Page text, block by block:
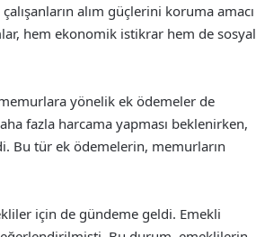
alım güçlerini koruma amacı
hem ekonomik istikrar hem de sosyal
memurlara yönelik ek ödemeler de
fazla harcama yapması beklenirken,
Bu tür ek ödemelerin, memurların
için de gündeme geldi. Emekli